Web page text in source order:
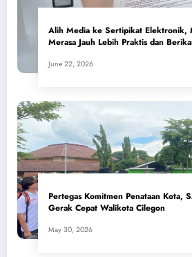
Alih Media ke Sertipikat Elektronik,
Merasa Jauh Lebih Praktis dan
June 22, 2026
Pertegas Komitmen Penataan Kota,
Gerak Cepat Walikota Cilegon
May 30, 2026